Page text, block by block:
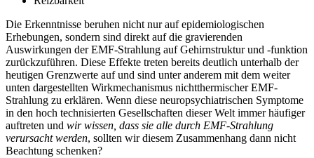
Die Erkenntnisse beruhen nicht nur auf epidemiologischen
Erhebungen, sondern sind direkt auf die gravierenden
Auswirkungen der EMF-Strahlung auf Gehirnstruktur und -funktion
zurückzuführen. Diese Effekte treten bereits deutlich unterhalb der
heutigen Grenzwerte auf und sind unter anderem mit dem weiter
unten dargestellten Wirkmechanismus nichtthermischer EMF-
Strahlung zu erklären. Wenn diese neuropsychiatrischen Symptome
in den hoch technisierten Gesellschaften dieser Welt immer häufiger
auftreten und wir wissen, dass sie alle durch EMF-Strahlung
verursacht werden, sollten wir diesem Zusammenhang dann nicht
Beachtung schenken?